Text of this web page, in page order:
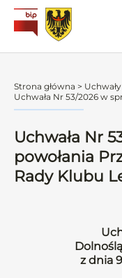
Strona główna >
Uchwała Nr 53/2026 w
Uchwała Nr
powołania
Rady Klubu
z dnia